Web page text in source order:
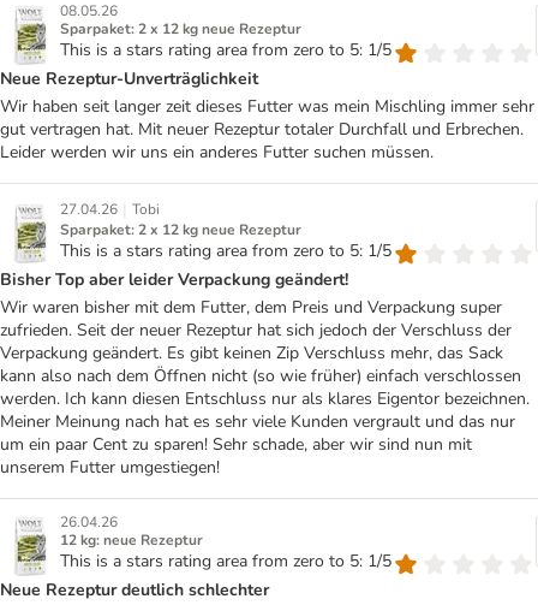
08.05.26
Sparpaket: 2 x 12 kg neue Rezeptur
This is a stars rating area from zero to 5: 1/5
Neue Rezeptur-Unverträglichkeit
Wir haben seit langer zeit dieses Futter was mein Mischling immer sehr
gut vertragen hat. Mit neuer Rezeptur totaler Durchfall und Erbrechen.
Leider werden wir uns ein anderes Futter suchen müssen.
27.04.26 | Tobi
Sparpaket: 2 x 12 kg neue Rezeptur
This is a stars rating area from zero to 5: 1/5
Bisher Top aber leider Verpackung geändert!
Wir waren bisher mit dem Futter, dem Preis und Verpackung super
zufrieden. Seit der neuer Rezeptur hat sich jedoch der Verschluss der
Verpackung geändert. Es gibt keinen Zip Verschluss mehr, das Sack
kann also nach dem Öffnen nicht (so wie früher) einfach verschlossen
werden. Ich kann diesen Entschluss nur als klares Eigentor bezeichnen.
Meiner Meinung nach hat es sehr viele Kunden vergrault und das nur
um ein paar Cent zu sparen! Sehr schade, aber wir sind nun mit
unserem Futter umgestiegen!
26.04.26
12 kg: neue Rezeptur
This is a stars rating area from zero to 5: 1/5
Neue Rezeptur deutlich schlechter